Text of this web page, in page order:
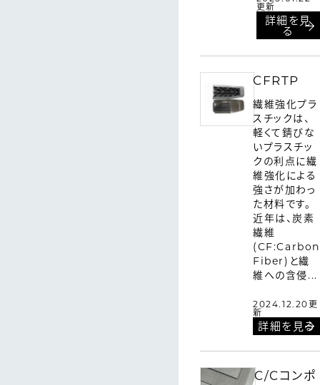
更新
詳細を見
る
CFRTP
繊維強化プラ
スチックは、
軽くて錆びな
いプラスチッ
クの利点に繊
維強化による
強さが加わっ
た材料です。
近年は、炭素
繊維
(CF:Carbon
Fiber)と繊
維への含侵...
2024.12.20更
新
詳細を見る
C/Cコンポ